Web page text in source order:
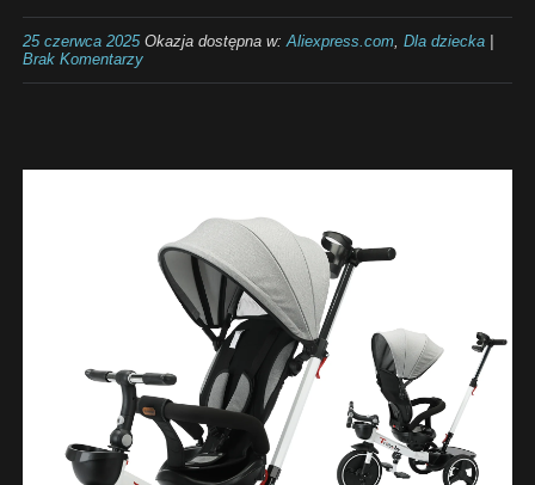
25 czerwca 2025Okazja dostępna w: Aliexpress.com, Dla dziecka|
Brak Komentarzy